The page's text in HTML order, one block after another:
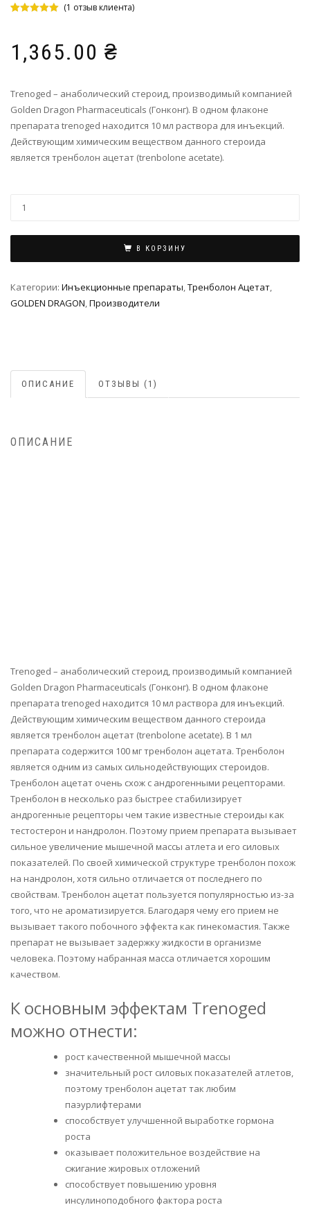
опроса
пользователя
(1 отзыв клиента)
1,365.00 ₴
Trenoged – анаболический стероид, производимый компанией
Golden Dragon Pharmaceuticals (Гонконг). В одном флаконе
препарата trenoged находится 10 мл раствора для инъекций.
Действующим химическим веществом данного стероида
является тренболон ацетат (trenbolone acetate).
В КОРЗИНУ
Категории: Инъeкциoнныe препараты,Тренболон Ацетат,
GOLDEN DRAGON,Производители
ОПИСАНИЕ ОТЗЫВЫ (1)
ОПИСАНИЕ
Trenoged – анаболический стероид, производимый компанией
Golden Dragon Pharmaceuticals (Гонконг). В одном флаконе
препарата trenoged находится 10 мл раствора для инъекций.
Действующим химическим веществом данного стероида
является тренболон ацетат (trenbolone acetate). В 1 мл
препарата содержится 100 мг тренболон ацетата. Тренболон
является одним из самых сильнодействующих стероидов.
Тренболон ацетат очень схож с андрогенными рецепторами.
Тренболон в несколько раз быстрее стабилизирует
андрогенные рецепторы чем такие известные стероиды как
тестостерон и нандролон. Поэтому прием препарата вызывает
сильное увеличение мышечной массы атлета и его силовых
показателей. По своей химической структуре тренболон похож
на нандролон, хотя сильно отличается от последнего по
свойствам. Тренболон ацетат пользуется популярностью из-за
того, что не ароматизируется. Благодаря чему его прием не
вызывает такого побочного эффекта как гинекомастия. Также
препарат не вызывает задержку жидкости в организме
человека. Поэтому набранная масса отличается хорошим
качеством.
К основным эффектам Trenoged
можно отнести:
рост качественной мышечной массы
значительный рост силовых показателей атлетов,
поэтому тренболон ацетат так любим
паэурлифтерами
способствует улучшенной выработке гормона
роста
оказывает положительное воздействие на
сжигание жировых отложений
способствует повышению уровня
инсулиноподобного фактора роста